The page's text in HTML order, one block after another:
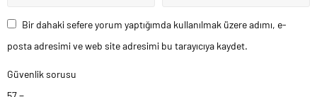
Bir dahaki sefere yorum yaptığımda kullanılmak üzere adımı, e-
posta adresimi ve web site adresimi bu tarayıcıya kaydet.
Güvenlik sorusu